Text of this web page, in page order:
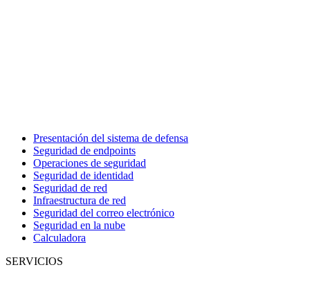
Presentación del sistema de defensa
Seguridad de endpoints
Operaciones de seguridad
Seguridad de identidad
Seguridad de red
Infraestructura de red
Seguridad del correo electrónico
Seguridad en la nube
Calculadora
SERVICIOS